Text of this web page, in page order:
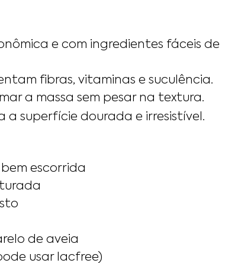
e com ingredientes fáceis de
fibras, vitaminas e suculência.
a massa sem pesar na textura.
a superfície dourada e irresistível.
escorrida
de aveia
usar lacfree)